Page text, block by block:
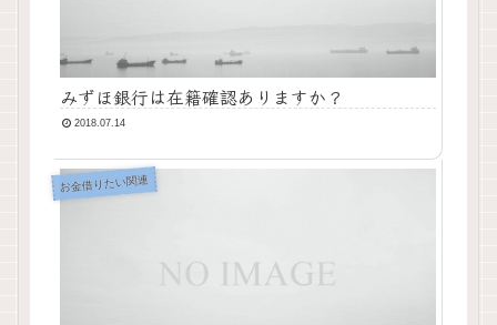
みずほ銀行は在籍確認ありますか？
2018.07.14
お金借りたい関連